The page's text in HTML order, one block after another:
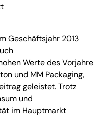
Geschäftsjahr 2013
Werte des
und MM Packaging,
geleistet. Trotz
und
im Hauptmarkt